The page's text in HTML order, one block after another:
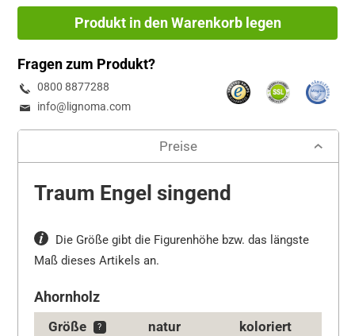
Produkt in den Warenkorb legen
Fragen zum Produkt?
0800 8877288
info@lignoma.com
Preise
Traum Engel singend
Die Größe gibt die Figurenhöhe bzw. das längste
Maß dieses Artikels an.
Ahornholz
Größe ? natur
koloriert